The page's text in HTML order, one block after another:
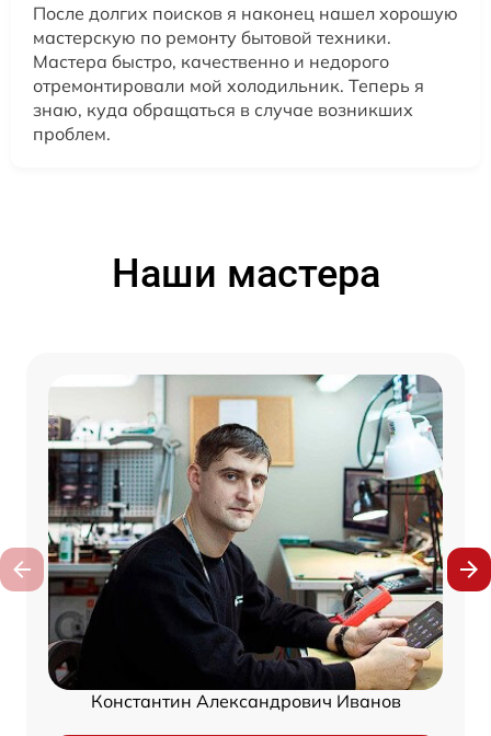
После долгих поисков я наконец нашел хорошую
мастерскую по ремонту бытовой техники.
Мастера быстро, качественно и недорого
отремонтировали мой холодильник. Теперь я
знаю, куда обращаться в случае возникших
проблем.
Наши мастера
Константин Александрович Иванов